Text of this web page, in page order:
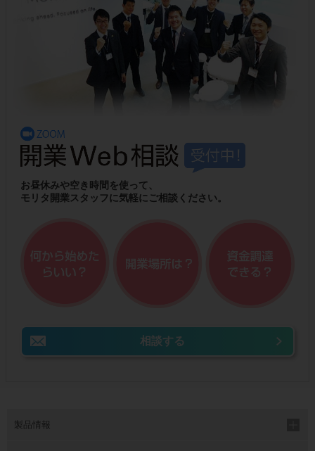
お昼休みや空き時間を使って、
モリタ開業スタッフに気軽にご相談ください。
相談する
製品情報